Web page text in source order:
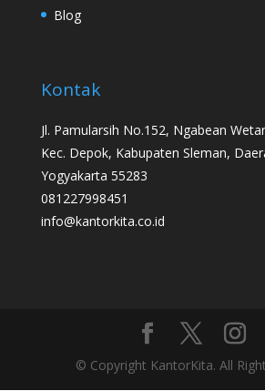
Blog
Kontak
Jl. Pamularsih No.152, Ngabean
Kec. Depok, Kabupaten Sleman,
Yogyakarta 55283
081227998451
info@kantorkita.co.id
© Copyright KantorKita. All